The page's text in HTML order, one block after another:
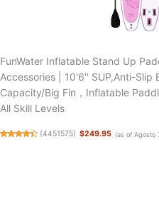
FunWater Inflatable Stand Up
Accessories | 10'6'' SUP,Anti-Slip
Capacity/Big Fin，Inflatable
All Skill Levels
(4451575) $249.95 (as of